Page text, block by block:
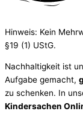
Hinweis: Kein
§19 (1) UStG.
Nachhaltigkeit ist
Aufgabe gemacht,
zu schenken. In
Kindersachen